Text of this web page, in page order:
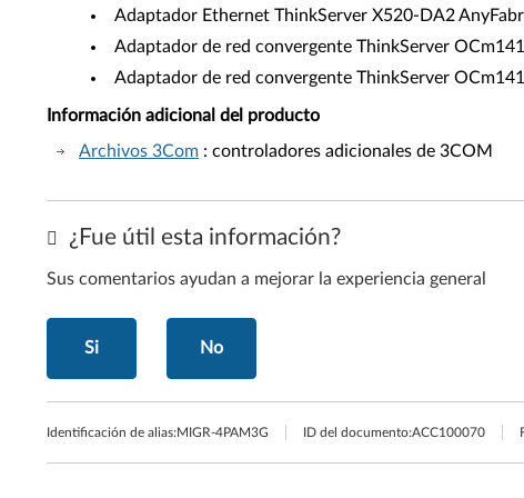
Adaptador Ethernet ThinkServer X520-DA2
Adaptador de red convergente ThinkServer
Adaptador de red convergente ThinkServer
Información adicional del producto
Archivos 3Com : controladores adicionales de 3COM
¿Fue útil esta información?
Sus comentarios ayudan a mejorar la experiencia general
Si No
Identificación de alias:MIGR-4PAM3G ID del documento:ACC100070